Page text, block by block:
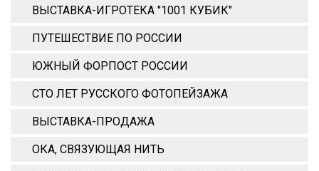
ВЫСТАВКА-ИГРОТЕКА "1001 КУБИК"
ПУТЕШЕСТВИЕ ПО РОССИИ
ЮЖНЫЙ ФОРПОСТ РОССИИ
СТО ЛЕТ РУССКОГО ФОТОПЕЙЗАЖА
ВЫСТАВКА-ПРОДАЖА
ОКА, СВЯЗУЮЩАЯ НИТЬ